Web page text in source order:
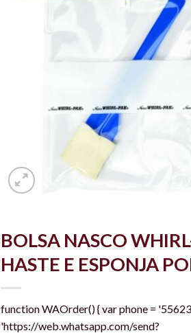
BOLSA NASCO
HASTE E ESPONJA
function WAOrder() { var phone =
'https://web.whatsapp.com/send?